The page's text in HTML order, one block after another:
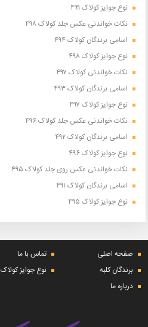
نوع جوایز کولاک ۴۹۹
نکات خواندنی عکس جلد کولاک ۴۹۸
اسامی برندگان کولاک ۴۹۴
نوع جوایز کولاک ۴۹۸
نکات خواندنی کولاک ۴۹۷
اسامی برندگان کولاک ۴۹۳
نوع جوایز کولاک ۴۹۷
نکات خواندنی عکس جلد کولاک ۴۹۶
اسامی برندگان کولاک ۴۹۲
نوع جوایز کولاک ۴۹۶
نکات خواندنی عکس روی جلد کولاک ۴۹۵
اسامی برندگان کولاک ۴۹۱
نوع جوایز کولاک ۴۹۵
صفحه اصلی تماس با ما
برندگان کلبه
نوع جوایز کولاک
درباره ما